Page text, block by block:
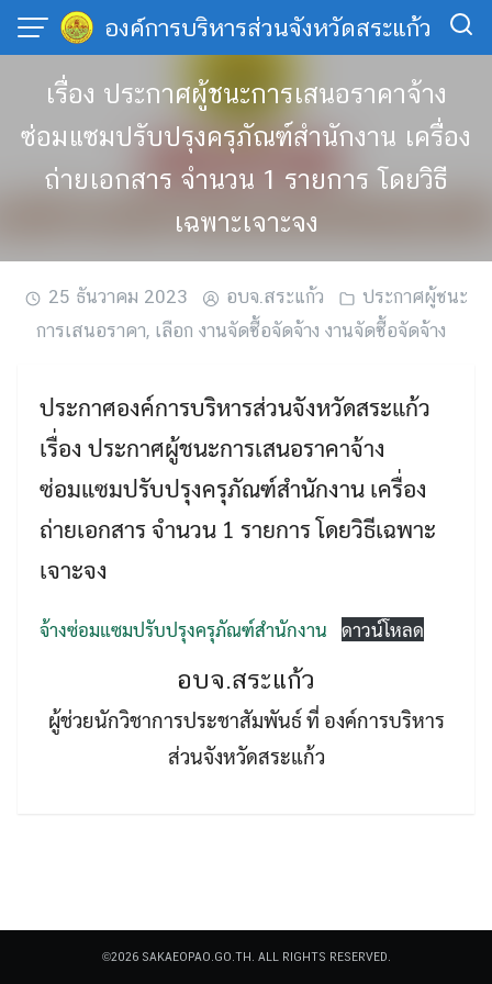
Skip
องค์การบริหารส่วนจังหวัดสระแก้ว
Search
เรื่อง ประกาศผู้ชนะการเสนอราคาจ้าง
ซ่อมแซมปรับปรุงครุภัณฑ์สำนักงาน เครื่อง
ถ่ายเอกสาร จำนวน 1 รายการ โดยวิธี
เฉพาะเจาะจง
25 ธันวาคม 2023 อบจ.สระแก้ว
ประกาศผู้ชนะ
การเสนอราคา, เลือก งานจัดซื้อจัดจ้าง งานจัดซื้อจัดจ้าง
ประกาศองค์การบริหารส่วนจังหวัดสระแก้ว
เรื่อง ประกาศผู้ชนะการเสนอราคาจ้าง
ซ่อมแซมปรับปรุงครุภัณฑ์สำนักงาน เครื่อง
ถ่ายเอกสาร จำนวน 1 รายการ โดยวิธีเฉพาะ
เจาะจง
จ้างซ่อมแซมปรับปรุงครุภัณฑ์สำนักงาน ดาวน์โหลด
อบจ.สระแก้ว
ผู้ช่วยนักวิชาการประชาสัมพันธ์ ที่ องค์การบริหาร
ส่วนจังหวัดสระแก้ว
©2026 SAKAEOPAO.GO.TH. ALL RIGHTS RESERVED.